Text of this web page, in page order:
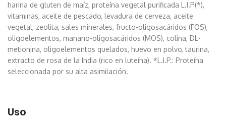
harina de gluten de maíz, proteína vegetal purificada L.I.P(*),
vitaminas, aceite de pescado, levadura de cerveza, aceite
vegetal, zeolita, sales minerales, fructo-oligosacáridos (FOS),
oligoelementos, manano-oligosacáridos (MOS), colina, DL-
metionina, oligoelementos quelados, huevo en polvo, taurina,
extracto de rosa de la India (rico en luteína). *L.I.P.: Proteína
seleccionada por su alta asimilación.
Uso